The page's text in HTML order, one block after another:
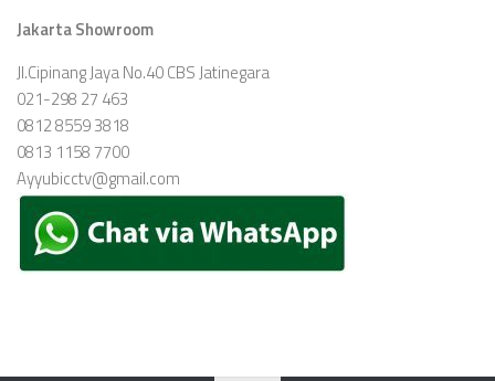
Jakarta Showroom
Jl.Cipinang Jaya No.40 CBS Jatinegara
021-298 27 463
0812 8559 3818
0813 1158 7700
Ayyubicctv@gmail.com